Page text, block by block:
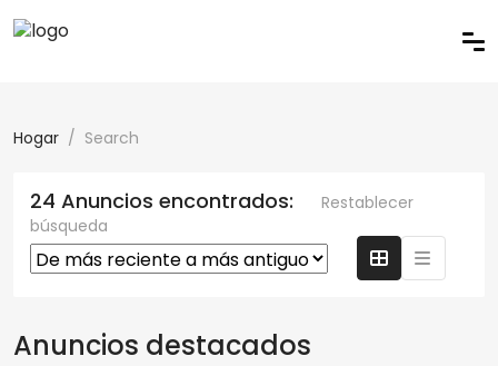
Hogar Search
24 Anuncios encontrados:
Restablecer
búsqueda
Anuncios destacados